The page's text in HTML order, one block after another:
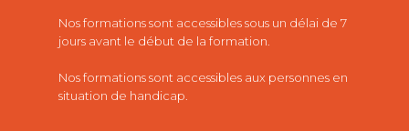
Nos formations sont accessibles sous un délai de 7
jours avant le début de la formation.
Nos formations sont accessibles aux personnes en
situation de handicap.